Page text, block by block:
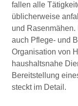
fallen alle
üblicherweise
und
auch Pflege- und
Organisation von
haushaltsnahe
Bereitstellung
steckt im Detail.